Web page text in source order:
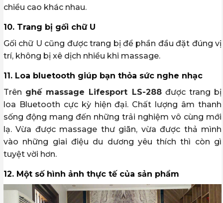
chiều cao khác nhau.
10. Trang bị gối chữ U
Gối chữ U cũng được trang bị để phần đầu đặt đúng vị
trí, không bị xê dịch nhiều khi massage.
11. Loa bluetooth giúp bạn thỏa sức nghe nhạc
Trên ghế massage Lifesport LS-288được trang bị
loa Bluetooth cực kỳ hiện đại. Chất lượng âm thanh
sống động mang đến những trải nghiệm vô cùng mới
lạ. Vừa được massage thư giãn, vừa được thả mình
vào những giai điệu du dương yêu thích thì còn gì
tuyệt vời hơn.
12. Một số hình ảnh thực tế của sản phẩm